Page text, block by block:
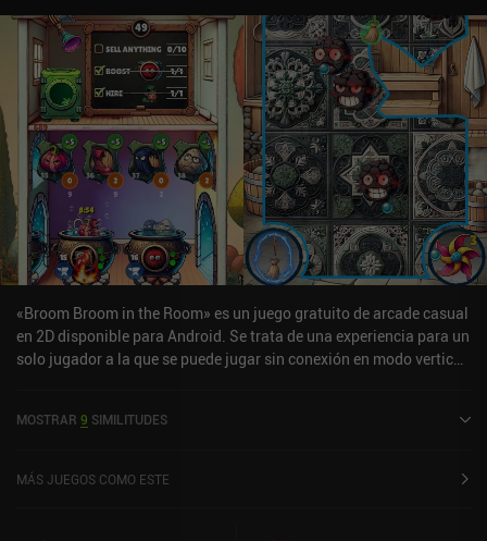
«Broom Broom in the Room» es un juego gratuito de arcade casual
en 2D disponible para Android. Se trata de una experiencia para un
solo jugador a la que se puede jugar sin conexión en modo vertical.
MOSTRAR 9 SIMILITUDES
MÁS JUEGOS COMO ESTE